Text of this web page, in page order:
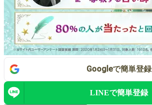
Googleで簡単登録
LINEで簡単登録